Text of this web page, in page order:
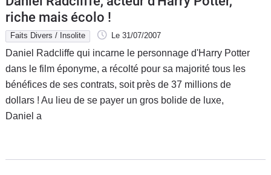
riche mais écolo !
Faits Divers / Insolite Le 31/07/2007
Daniel Radcliffe qui incarne le personnage d'Harry Potter
dans le film éponyme, a récolté pour sa majorité tous les
bénéfices de ses contrats, soit près de 37 millions de
dollars ! Au lieu de se payer un gros bolide de luxe,
Daniel a